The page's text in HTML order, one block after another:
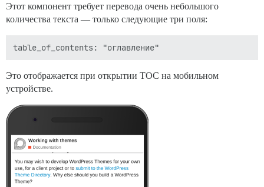
Этот компонент требует перевода очень небольшого
количества текста — только следующие три поля:
Это отображается при открытии TOC на мобильном
устройстве.